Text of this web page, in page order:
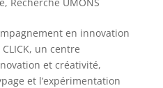
en innovation
un centre
et créativité,
et l’expérimentation